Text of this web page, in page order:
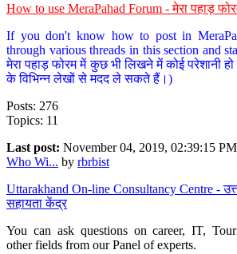
How to use MeraPahad Forum - मेरा पहाड़
If you don't know how to post in
through various threads in this section and
मेरा पहाड़ फोरम में कुछ भी लिखने में कोई परेशानी
के विभिन्न लेखों से मदद ले सकते हैं।)
Posts: 276
Topics: 11
Last post: November 04, 2019, 02:39:15 PM
Who Wi... by rbrbist
Uttarakhand On-line Consultancy Centre -
सहायता केंद्र
You can ask questions on career, IT,
other fields from our Panel of experts.